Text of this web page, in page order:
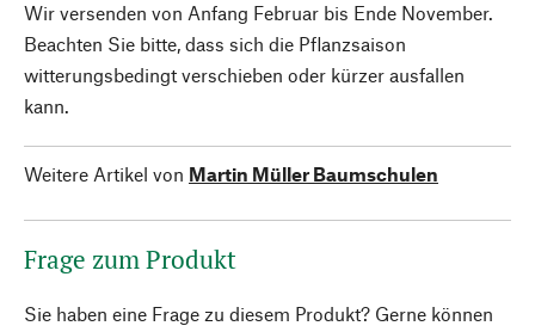
Wir versenden von Anfang Februar bis Ende November.
Beachten Sie bitte, dass sich die Pflanzsaison
witterungsbedingt verschieben oder kürzer ausfallen
kann.
Weitere Artikel von Martin Müller Baumschulen
Frage zum Produkt
Sie haben eine Frage zu diesem Produkt? Gerne können